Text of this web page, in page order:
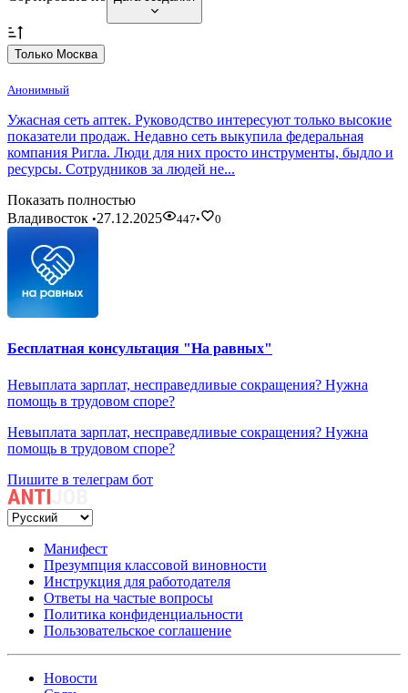
Только Москва
Анонимный
Ужасная сеть аптек. Руководство интересуют только высокие
показатели продаж. Недавно сеть выкупила федеральная
компания Ригла. Люди для них просто инструменты, быдло и
ресурсы. Сотрудников за людей не...
Показать полностью
Владивосток •27.12.2025 447• 0
Бесплатная консультация "На равных"
Невыплата зарплат, несправедливые сокращения? Нужна
помощь в трудовом споре?
Невыплата зарплат, несправедливые сокращения? Нужна
помощь в трудовом споре?
Пишите в телеграм бот
Манифест
Презумпция классовой виновности
Инструкция для работодателя
Ответы на частые вопросы
Политика конфиденциальности
Пользовательское соглашение
Новости